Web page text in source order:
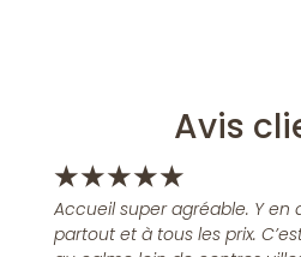
Avis
★★★★★
Accueil super agréable. Y en
partout et à tous les prix.